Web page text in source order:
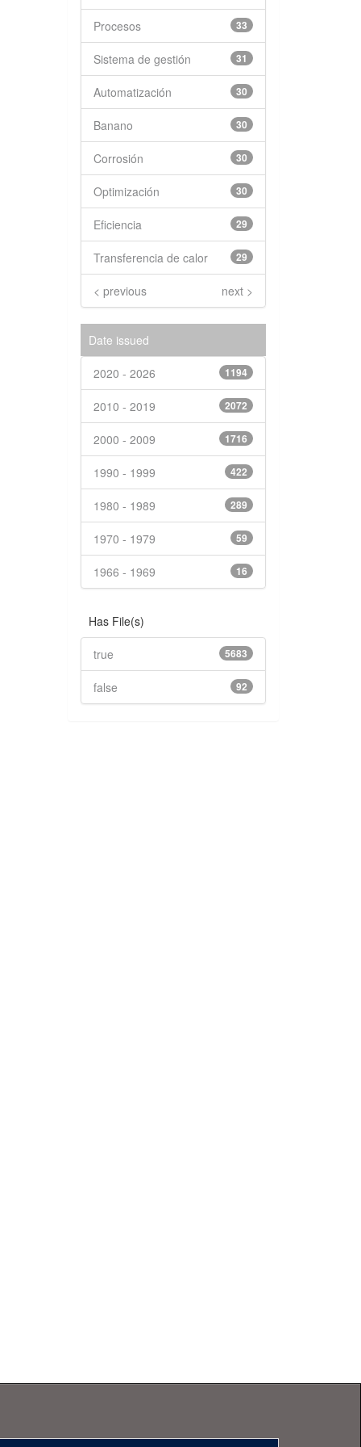
33
Procesos
31
Sistema de gestión
30
Automatización
30
Banano
30
Corrosión
30
Optimización
29
Eficiencia
29
Transferencia de calor
< previous next >
Date issued
1194
2020 - 2026
2072
2010 - 2019
1716
2000 - 2009
422
1990 - 1999
289
1980 - 1989
59
1970 - 1979
16
1966 - 1969
Has File(s)
5683
true
92
false